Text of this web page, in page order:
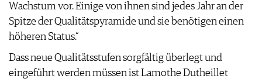
PRESSE
AGB & DATENSCHUTZ
FAQ
Wachstum vor. Einige von ihnen sind jedes Jahr an der
Spitze der Qualitätspyramide und sie benötigen einen
höheren Status.“
Dass neue Qualitätsstufen sorgfältig überlegt und
eingeführt werden müssen ist Lamothe Dutheillet